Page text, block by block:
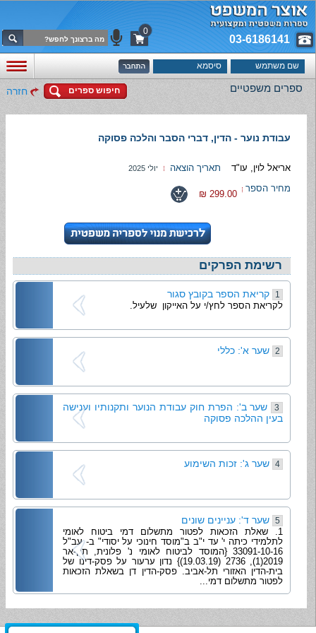
03-6186141
0
ספרים משפטיים חיפוש ספרים חזרה
עבודת נוער - הדין, דברי הסבר והלכה פסוקה
אריאל לוין, עו"ד תאריך הוצאה יולי 2025
מחיר הספר
299.00 ₪
רשימת הפרקים
קריאת הספר בקובץ סגור
לקריאת הספר לחץ/י על האייקון שלעיל.
שער א': כללי
שער ב': הפרת חוק עבודת הנוער ותקנותיו וענישה
בעין ההלכה פסוקה
שער ג': זכות השימוע
שער ד': עניינים שונים
1. שאלת הזכאות לפטור מתשלום דמי ביטוח לאומי
לתלמידי כיתה י' עד י"ב ב"מוסד חינוכי על יסודי" ב- עב"ל
33091-10-16 {המוסד לביטוח לאומי נ' פלונית, תק-אר
2019(1), 2736 (19.03.19)} נדון ערעור על פסק-דינו של
בית-הדין האזורי תל-אביב. פסק-הדין דן בשאלת הזכאות
לפטור מתשלום דמי...